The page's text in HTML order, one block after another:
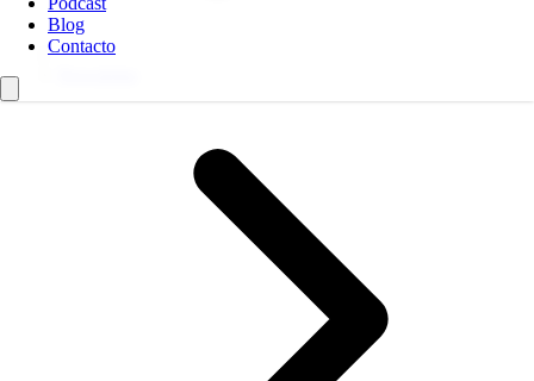
Blog
Contacto